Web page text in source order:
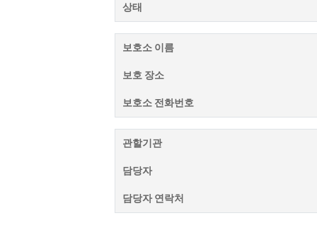
상태
보호소 이름
보호 장소
보호소 전화번호
관할기관
담당자
담당자 연락처